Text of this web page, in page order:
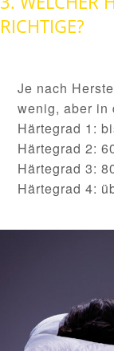
RICHTIGE?
Je nach
wenig, aber in
Härtegrad 1:
Härtegrad 2:
Härtegrad 3:
Härtegrad 4: